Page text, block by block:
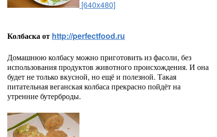
[640x480]
Колбаска от http://perfectfood.ru
Домашнюю колбасу можно приготовить из фасоли, без
использования продуктов животного происхождения. И она
будет не только вкусной, но ещё и полезной. Такая
питательная веганская колбаса прекрасно пойдёт на
утренние бутерброды.